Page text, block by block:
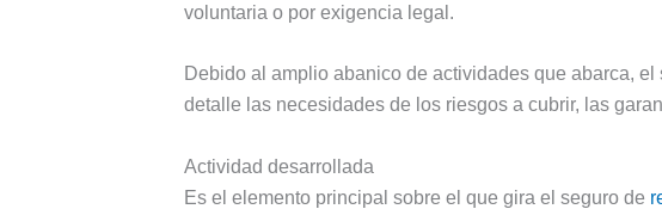
voluntaria o por exigencia legal.
Debido al amplio abanico de actividades que abarca,
detalle las necesidades de los riesgos a cubrir, las
Actividad desarrollada
Es el elemento principal sobre el que gira el seguro de